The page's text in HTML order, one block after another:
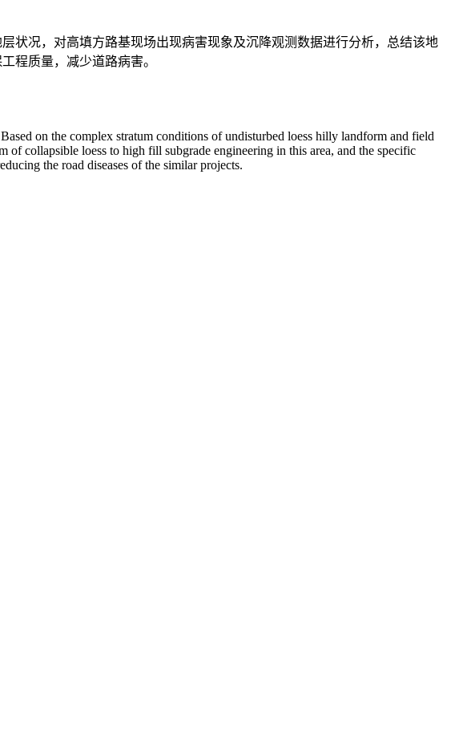
状况，对高填方路基现场出现病害现象及沉降观测数据进行分析，总结该地
程质量，减少道路病害。
on the complex stratum conditions of undisturbed loess hilly landform and field
of collapsible loess to high fill subgrade engineering in this area, and the specific
the road diseases of the similar projects.